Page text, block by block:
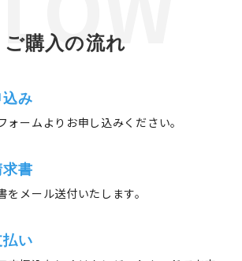
ご購入の流れ
み
ォームよりお申し込みください。
求書
をメール送付いたします。
い